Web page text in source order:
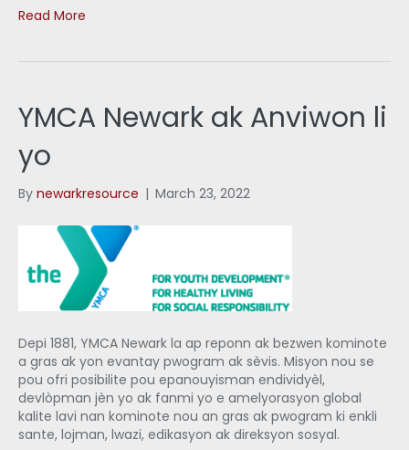
Read More
YMCA Newark ak Anviwon li
yo
By newarkresource | March 23, 2022
Depi 1881, YMCA Newark la ap reponn ak bezwen kominote
a gras ak yon evantay pwogram ak sèvis. Misyon nou se
pou ofri posibilite pou epanouyisman endividyèl,
devlòpman jèn yo ak fanmi yo e amelyorasyon global
kalite lavi nan kominote nou an gras ak pwogram ki enkli
sante, lojman, lwazi, edikasyon ak direksyon sosyal.